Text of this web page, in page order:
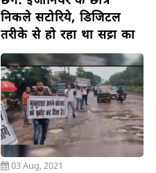
निकले सटोरिये, डिजिटल
तरीके से हो रहा था सट्टा का
कारोबार, 3 गिरफ्तार
03 Aug, 2021